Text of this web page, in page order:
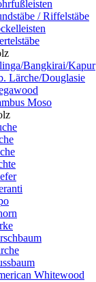
/ Riffelstäbe
Bangkirai/Kapur
Lärche/Douglasie
Moso
Whitewood